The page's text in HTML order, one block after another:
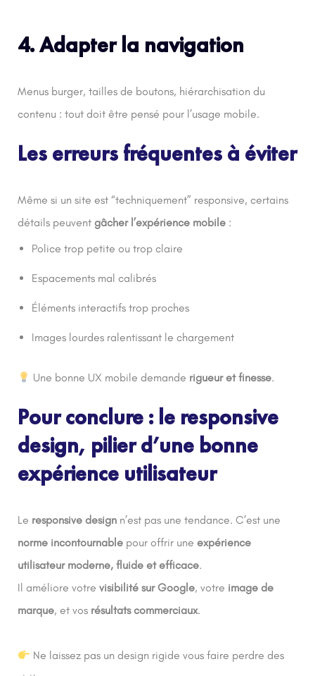
4. Adapter la navigation
Menus burger, tailles de boutons, hiérarchisation du
contenu : tout doit être pensé pour l’usage mobile.
Les erreurs fréquentes à éviter
Même si un site est “techniquement” responsive, certains
détails peuvent gâcher l’expérience mobile :
Police trop petite ou trop claire
Espacements mal calibrés
Éléments interactifs trop proches
Images lourdes ralentissant le chargement
Une bonne UX mobile demande rigueur et finesse.
Pour conclure : le responsive
design, pilier d’une bonne
expérience utilisateur
Le responsive design n’est pas une tendance. C’est une
norme incontournable pour offrir une expérience
utilisateur moderne, fluide et efficace.
Il améliore votre visibilité sur Google, votre image de
marque, et vos résultats commerciaux.
Ne laissez pas un design rigide vous faire perdre des